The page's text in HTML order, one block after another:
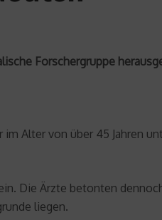
Forschergruppe
Alter von über 45 Jahren
Die Ärzte betonten
liegen.